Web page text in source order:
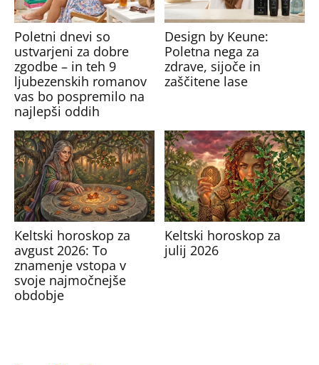
Poletni dnevi so
ustvarjeni za dobre
zgodbe – in teh 9
ljubezenskih romanov
vas bo pospremilo na
najlepši oddih
Design by Keune:
Poletna nega za
zdrave, sijoče in
zaščitene lase
Keltski horoskop za
avgust 2026: To
znamenje vstopa v
svoje najmočnejše
obdobje
Keltski horoskop za
julij 2026